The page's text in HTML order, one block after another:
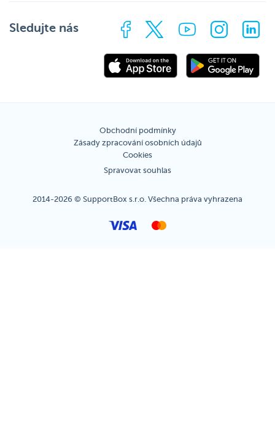
Sledujte nás
Obchodní podmínky
Zásady zpracování osobních údajů
Cookies
Spravovat souhlas
2014-2026 © SupportBox s.r.o. Všechna práva vyhrazena